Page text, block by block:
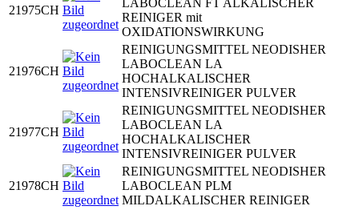
21975CH
LABOCLEAN FT ALKALISCHER
REINIGER mit
OXIDATIONSWIRKUNG
21976CH
REINIGUNGSMITTEL NEODISHER
LABOCLEAN LA
HOCHALKALISCHER
INTENSIVREINIGER PULVER
21977CH
REINIGUNGSMITTEL NEODISHER
LABOCLEAN LA
HOCHALKALISCHER
INTENSIVREINIGER PULVER
21978CH
REINIGUNGSMITTEL NEODISHER
LABOCLEAN PLM
MILDALKALISCHER REINIGER